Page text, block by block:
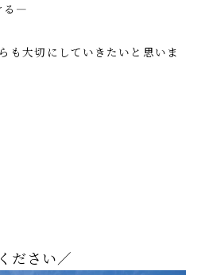
る—
も大切にしていきたいと思いま
ださい／